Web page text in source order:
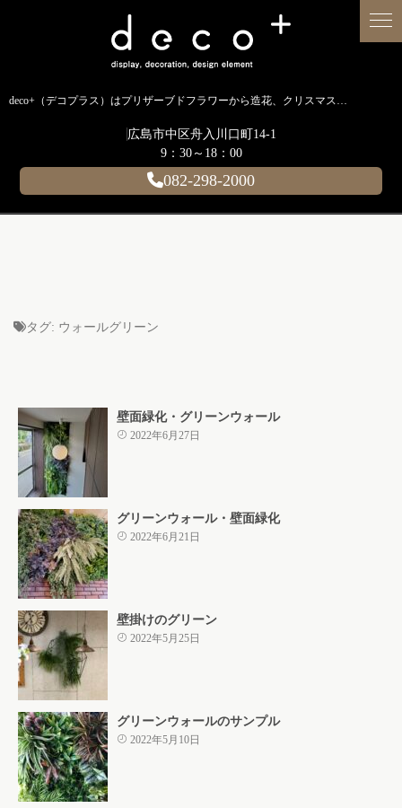
deco+（デコプラス）はプリザーブドフラワーから造花、クリスマス装飾、イルミネーションに至るまで扱う広島のディスプレイ専門ショップです。
広島市中区舟入川口町14-1
9：30～18：00
082-298-2000
タグ: ウォールグリーン
壁面緑化・グリーンウォール
2022年6月27日
グリーンウォール・壁面緑化
2022年6月21日
壁掛けのグリーン
2022年5月25日
グリーンウォールのサンプル
2022年5月10日